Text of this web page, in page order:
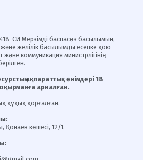
СИ Мерзімді баспасөз басылымын,
және желілік басылымды есепке қою
және коммуникация министрлігінің
ақпараттық өнімдері 18
арналған.
құқық қорғалған.
Қонаев көшесі, 12/1.